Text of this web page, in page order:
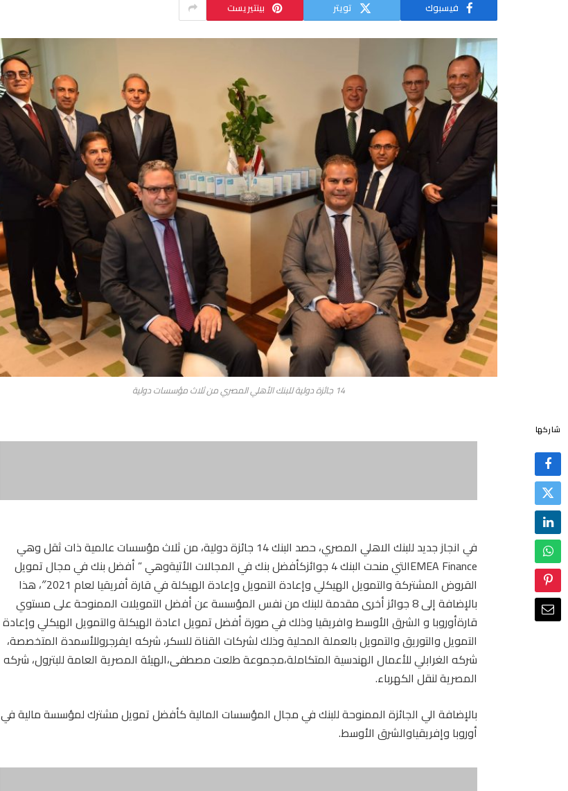
فيسبوك تويتر بينتيريست
14 جائزة دولية للبنك الأهلي المصري من ثلاث مؤسسات دولية
شاركها
في انجاز جديد للبنك الاهلي المصري، حصد البنك 14 جائزة دولية، من ثلاث مؤسسات عالمية ذات ثقل وهي
EMEA Financeالتي منحت البنك 4 جوائزكأفضل بنك في المجالات الأتيةوهي ” أفضل بنك في مجال تمويل
القروض المشتركة والتمويل الهيكلي وإعادة التمويل وإعادة الهيكلة في قارة أفريقيا لعام 2021″، هذا
بالإضافة إلى 8 جوائز أخرى مقدمة للبنك من نفس المؤسسة عن أفضل التمويلات الممنوحة على مستوي
قارةأوروبا و الشرق الأوسط وافريقيا وذلك في صورة أفضل تمويل اعادة الهيكلة والتمويل الهيكلي وإعادة
التمويل والتوريق والتمويل بالعملة المحلية وذلك لشركات القناة للسكر، شركه ايفرجروللأسمدة المتخصصة،
شركه الغرابلي للأعمال الهندسية المتكاملة،مجموعة طلعت مصطفى،الهيئة المصرية العامة للبترول، شركه
المصرية لنقل الكهرباء.
بالإضافة الي الجائزة الممنوحة للبنك في مجال المؤسسات المالية كأفضل تمويل مشترك لمؤسسة مالية في
أوروبا وإفريقياوالشرق الأوسط.